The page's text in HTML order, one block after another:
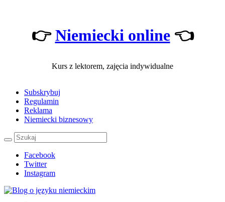
👉Niemiecki online👈
Kurs z lektorem, zajęcia indywidualne
Subskrybuj
Regulamin
Reklama
Niemiecki biznesowy
Facebook
Twitter
Instagram